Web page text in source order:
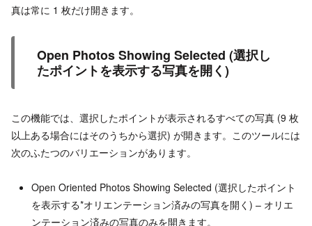
真は常に 1 枚だけ開きます。
Open Photos Showing Selected (選択し
たポイントを表示する写真を開く)
この機能では、選択したポイントが表示されるすべての写真 (9 枚
以上ある場合にはそのうちから選択) が開きます。このツールには
次のふたつのバリエーションがあります。
Open Oriented Photos Showing Selected (選択したポイント
を表示する*オリエンテーション済みの写真を開く) – オリエ
ンテーション済みの写真のみを開きます。